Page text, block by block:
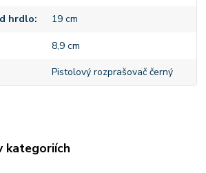
hrdlo 19 cm
8,9 cm
Pistolový rozprašovač černý
kategoriích